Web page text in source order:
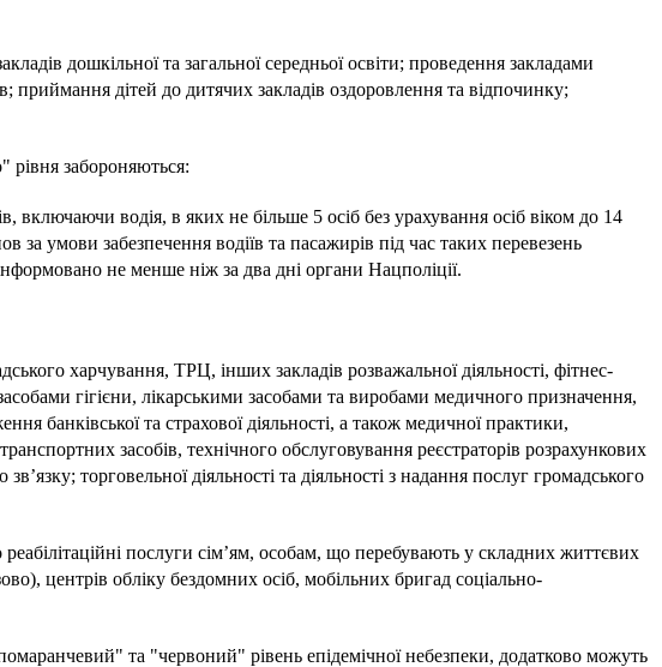
дошкільної та загальної середньої освіти; проведення закладами
приймання дітей до дитячих закладів оздоровлення та відпочинку;
рівня забороняються:
включаючи водія, в яких не більше 5 осіб без урахування осіб віком до 14
умови забезпечення водіїв та пасажирів під час таких перевезень
не менше ніж за два дні органи Нацполіції.
харчування, ТРЦ, інших закладів розважальної діяльності, фітнес-
гігієни, лікарськими засобами та виробами медичного призначення,
банківської та страхової діяльності, а також медичної практики,
засобів, технічного обслуговування реєстраторів розрахункових
торговельної діяльності та діяльності з надання послуг громадського
послуги сім’ям, особам, що перебувають у складних життєвих
центрів обліку бездомних осіб, мобільних бригад соціально-
та "червоний" рівень епідемічної небезпеки, додатково можуть